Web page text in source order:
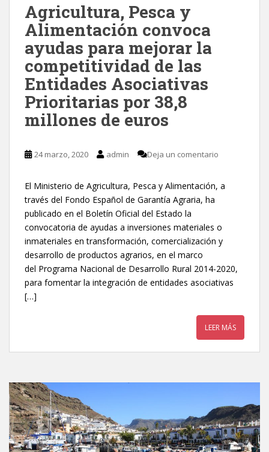
Agricultura, Pesca y
Alimentación convoca
ayudas para mejorar la
competitividad de las
Entidades Asociativas
Prioritarias por 38,8
millones de euros
24 marzo, 2020 admin Deja un comentario
El Ministerio de Agricultura, Pesca y Alimentación, a
través del Fondo Español de Garantía Agraria, ha
publicado en el Boletín Oficial del Estado la
convocatoria de ayudas a inversiones materiales o
inmateriales en transformación, comercialización y
desarrollo de productos agrarios, en el marco
del Programa Nacional de Desarrollo Rural 2014-2020,
para fomentar la integración de entidades asociativas
[…]
LEER MÁS